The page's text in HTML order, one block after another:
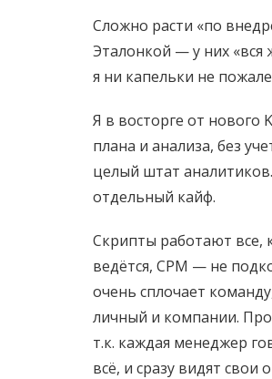
Сложно расти «по
Эталонкой — у них «вся
я ни капельки не
Я в восторге от нового
плана и анализа, без
целый штат
отдельный кайф.
Скрипты работают все,
ведётся, СРМ — не
очень сплочает
личный и компании.
т.к. каждая менеджер
всё, и сразу видят